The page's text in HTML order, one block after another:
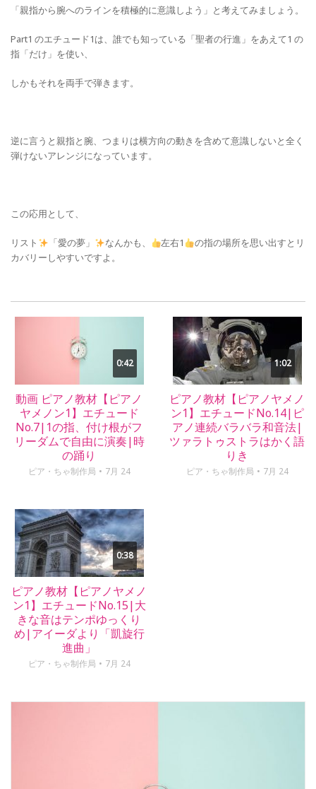
「親指から腕へのラインを積極的に意識しよう」と考えてみましょう。
Part1 のエチュード1は、誰でも知っている「聖者の行進」をあえて1 の
指「だけ」を使い、
しかもそれを両手で弾きます。
逆に言うと親指と腕、つまりは横方向の動きを含めて意識しないと全く
弾けないアレンジになっています。
この応用として、
リスト 「愛の夢」 なんかも、 左右1
の指の場所を思い出すとリ
カバリーしやすいですよ。
0:42
動画 ピアノ教材【ピアノ
ヤメノン1】エチュード
No.7|1の指、付け根がフ
リーダムで自由に演奏|時
の踊り
ピア・ちゃ制作局 7月 24
1:02
ピアノ教材【ピアノヤメノ
ン1】エチュードNo.14|ピ
アノ連続バラバラ和音法|
ツァラトゥストラはかく語
りき
ピア・ちゃ制作局 7月 24
0:38
ピアノ教材【ピアノヤメノ
ン1】エチュードNo.15|大
きな音はテンポゆっくり
め|アイーダより「凱旋行
進曲」
ピア・ちゃ制作局 7月 24